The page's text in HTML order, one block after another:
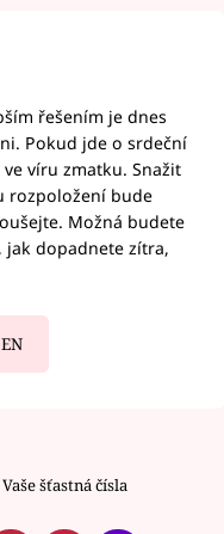
řešením je dnes
Pokud jde o srdeční
víru zmatku. Snažit
rozpoložení bude
Možná budete
dopadnete zítra,
Vaše šťastná čísla